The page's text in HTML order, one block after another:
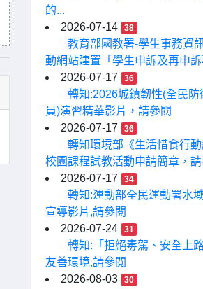
的...
2026-07-14
38
教育部國教署-學生事務資
動網站建置「學生申訴及再申訴
2026-07-17
36
轉知:2026城鎮韌性(全民防
員)演習精華影片，請參閱
2026-07-17
36
轉知環境部《生活惜食行動
校園課程試教活動申請簡章，請
2026-07-17
34
轉知:運動部全民運動署水
宣導影片,請參閱
2026-07-24
31
轉知:「拒絕毒駕、安全上
友善環境,請參閱
2026-08-03
30